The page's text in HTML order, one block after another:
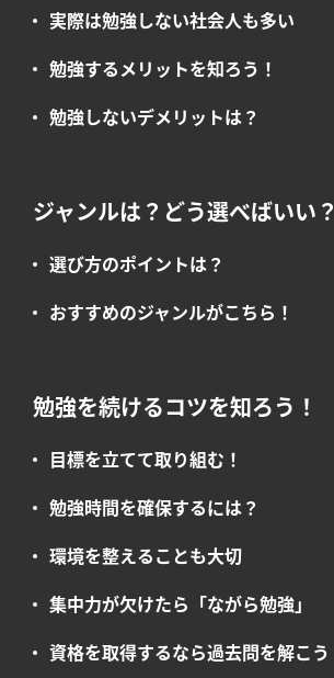
実際は勉強しない社会人も多い
勉強するメリットを知ろう！
勉強しないデメリットは？
ジャンルは？どう選べばいい？
選び方のポイントは？
おすすめのジャンルがこちら！
勉強を続けるコツを知ろう！
目標を立てて取り組む！
勉強時間を確保するには？
環境を整えることも大切
集中力が欠けたら「ながら勉強」
資格を取得するなら過去問を解こう